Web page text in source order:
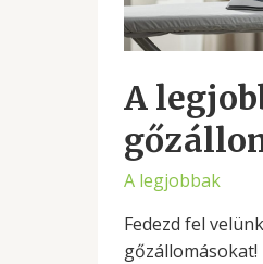
A
A legjobbak
Fedezd fel